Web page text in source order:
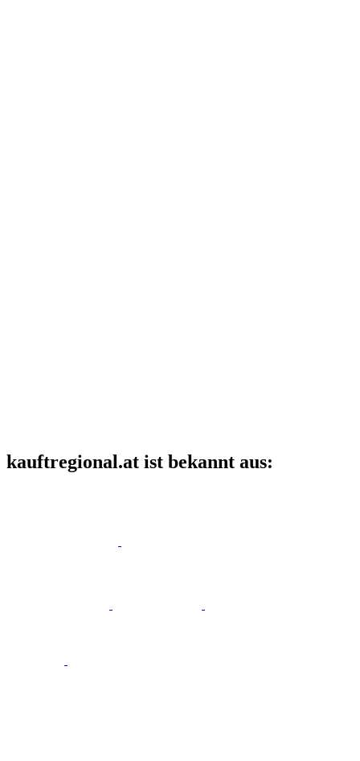
kauftregional.at ist bekannt aus: